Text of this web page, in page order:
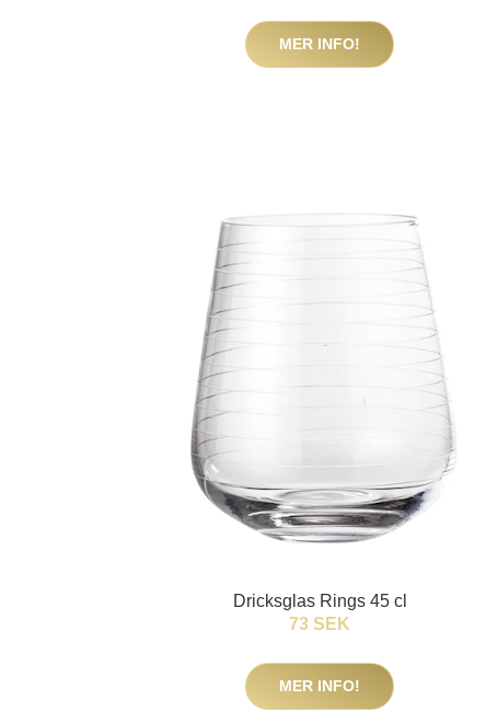
MER INFO!
Dricksglas Rings 45 cl
73 SEK
MER INFO!